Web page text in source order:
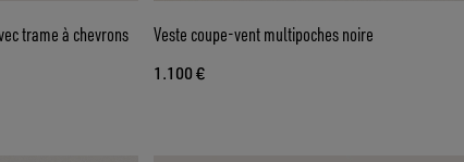
trame à chevrons
Veste coupe-vent multipoches noire
1.100 €